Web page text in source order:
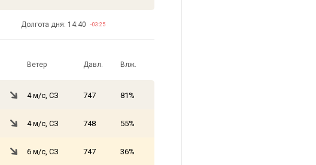
Долгота дня: 14:40 −03:25
Ветер Давл. Влж.
4 м/с, СЗ 747 81%
4 м/с, СЗ 748 55%
6 м/с, СЗ 747 36%